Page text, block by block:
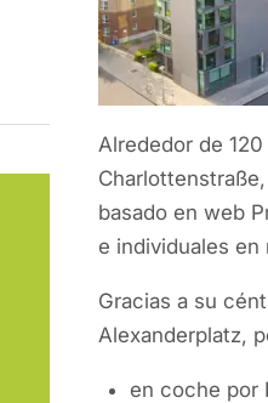
Alrededor de
basado en web
e individuales en
Gracias a su
Alexanderplatz,
en coche por